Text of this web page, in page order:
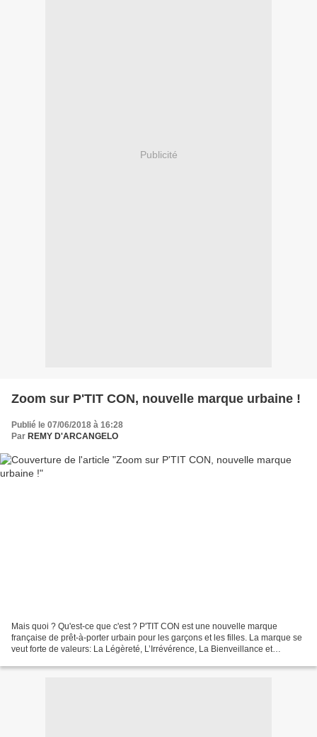
Publicité
Zoom sur P'TIT CON, nouvelle marque urbaine !
Publié le 07/06/2018 à 16:28
Par REMY D'ARCANGELO
Mais quoi ? Qu'est-ce que c'est ? P'TIT CON est une nouvelle marque
française de prêt-à-porter urbain pour les garçons et les filles. La marque se
veut forte de valeurs: La Légèreté, L’Irrévérence, La Bienveillance et